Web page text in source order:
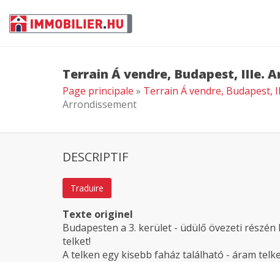
Terrain Á vendre, Budapest, IIIe.
Page principale » Terrain Á vendre, Budapest,
Arrondissement
DESCRIPTIF
Traduire
Texte originel
Budapesten a 3. kerület - üdülő övezeti
telket!
A telken egy kisebb faház található - áram